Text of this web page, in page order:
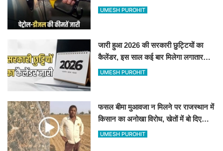
जानिए बीकानेर समेत पुरे प्रदेश में नए रेट
UMESH PUROHIT
जारी हुआ 2026 की सरकारी छुट्टियों का
कैलेंडर, इस साल कई बार मिलेगा लगातार
अवकाश, देखें
UMESH PUROHIT
फसल बीमा मुआवजा न मिलने पर राजस्थान में
किसान का अनोखा विरोध, खेतों में बो दिए
500-500 रुपए के नोट, वीडियो वायरल
UMESH PUROHIT